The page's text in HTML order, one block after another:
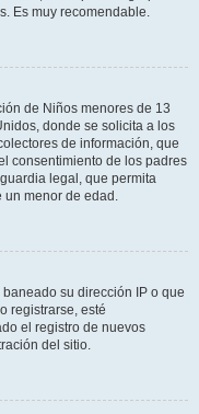
Es muy recomendable.
de Niños menores de 13
donde se solicita a los
de información, que
consentimiento de los padres
legal, que permita
un menor de edad.
su dirección IP o que
registrarse, esté
el registro de nuevos
del sitio.